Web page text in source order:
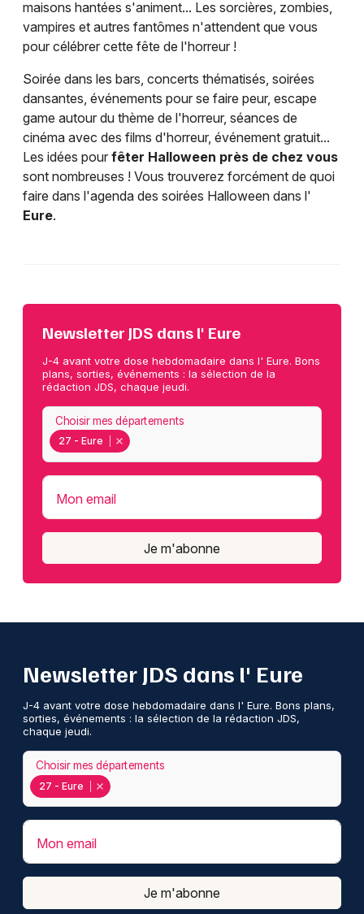
maisons hantées s'animent... Les sorcières, zombies,
vampires et autres fantômes n'attendent que vous
pour célébrer cette fête de l'horreur !
Soirée dans les bars, concerts thématisés, soirées
dansantes, événements pour se faire peur, escape
game autour du thème de l'horreur, séances de
cinéma avec des films d'horreur, événement gratuit...
Les idées pour fêter Halloween près de chez vous
sont nombreuses ! Vous trouverez forcément de quoi
faire dans l'agenda des soirées Halloween dans l'
Eure.
Newsletter JDS dans l' Eure
J-4 avant votre dose hebdomadaire dans l' Eure. Bons
plans, sorties, événements : la sélection de la
rédaction JDS, chaque jeudi.
27 - Eure
Choisir mes départements
Mon email
Je m'abonne
Newsletter JDS dans l' Eure
J-4 avant votre dose hebdomadaire dans l' Eure. Bons plans,
sorties, événements : la sélection de la rédaction JDS,
chaque jeudi.
27 - Eure
Choisir mes départements
Mon email
Je m'abonne